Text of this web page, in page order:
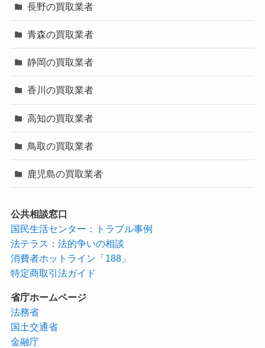
長野の買取業者
青森の買取業者
静岡の買取業者
香川の買取業者
高知の買取業者
鳥取の買取業者
鹿児島の買取業者
公共相談窓口
国民生活センター：トラブル事例
法テラス：法的争いの相談
消費者ホットライン「188」
特定商取引法ガイド
省庁ホームページ
法務省
国土交通省
金融庁